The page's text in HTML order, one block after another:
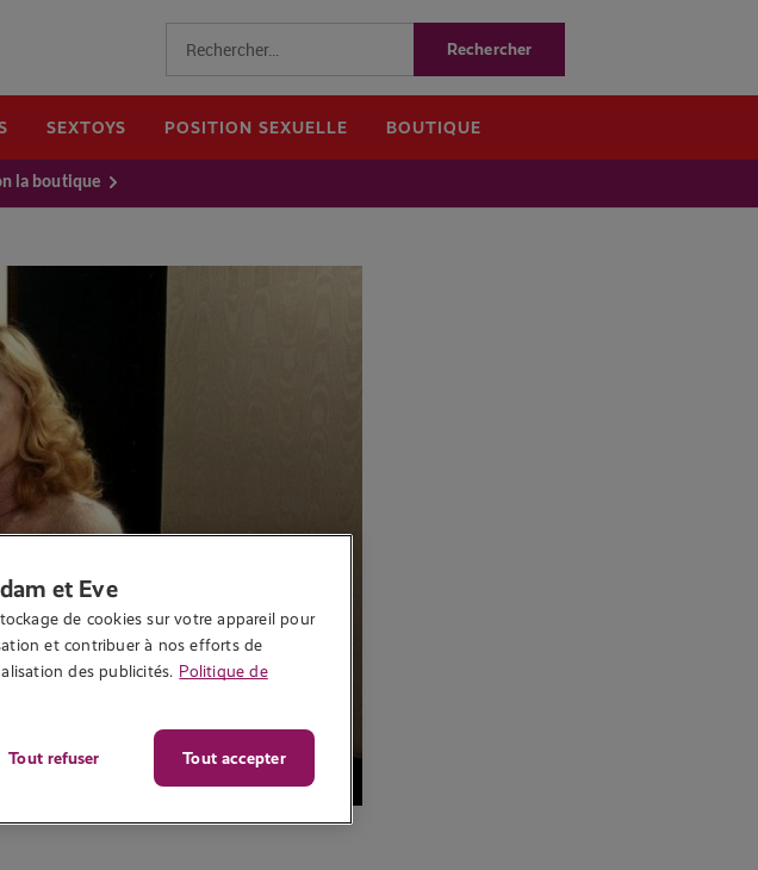
SEXTOYS POSITION SEXUELLE BOUTIQUE
la boutique
et Eve
de cookies sur votre appareil pour
et contribuer à nos efforts de
des publicités. Politique de
Tout refuser Tout accepter